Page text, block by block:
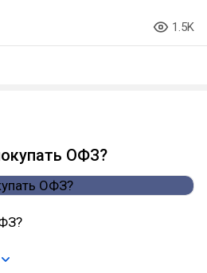
1.5K
ОФЗ?